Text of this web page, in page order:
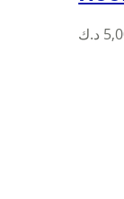
د.ك